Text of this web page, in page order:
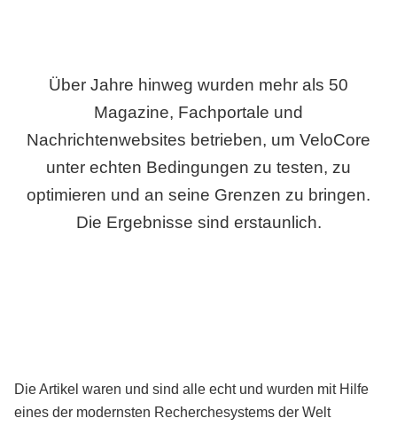
Über Jahre hinweg wurden mehr als 50
Magazine, Fachportale und
Nachrichtenwebsites betrieben, um VeloCore
unter echten Bedingungen zu testen, zu
optimieren und an seine Grenzen zu bringen.
Die Ergebnisse sind erstaunlich.
Die Artikel waren und sind alle echt und wurden mit Hilfe
eines der modernsten Recherchesystems der Welt